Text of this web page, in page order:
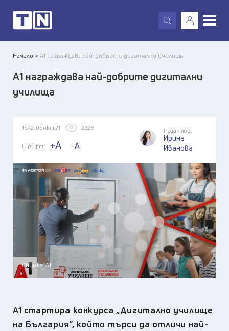
X
Начало >А1 награждава най-добрите дигитални училища
А1 награждава най-добрите дигитални
училища
15:12, 05 окт 21 2628
Шрифт: +A -A
Редактор:
Ирина
Иванова
Снимка: А1
A1 стартира конкурса „Дигитално училище
на България“, който търси да отличи най-